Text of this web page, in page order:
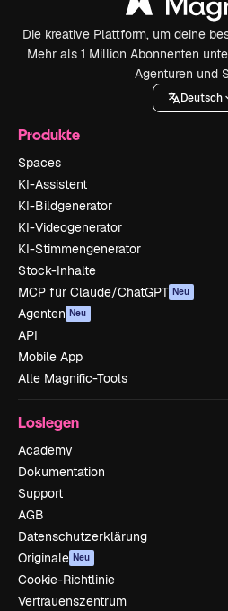
Die kreative Plattform, um deine
Mehr als 1 Million Abonnenten
Agenturen und
Deutsch
Produkte
Spaces
KI-Assistent
KI-Bildgenerator
KI-Videogenerator
KI-Stimmengenerator
Stock-Inhalte
MCP für Claude/ChatGPT Neu
Agenten Neu
API
Mobile App
Alle Magnific-Tools
Loslegen
Academy
Dokumentation
Support
AGB
Datenschutzerklärung
Originale Neu
Cookie-Richtlinie
Vertrauenszentrum